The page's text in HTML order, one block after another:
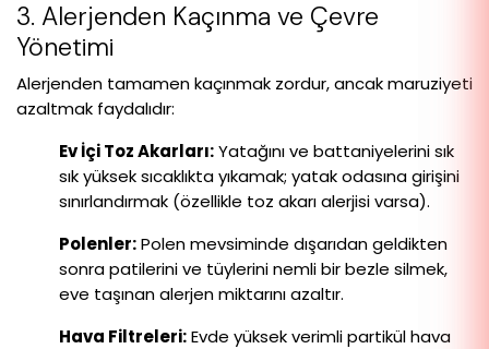
3. Alerjenden Kaçınma ve Çevre
Yönetimi
Alerjenden tamamen kaçınmak zordur, ancak maruziyeti
azaltmak faydalıdır:
Ev İçi Toz Akarları:Yatağını ve battaniyelerini sık
sık yüksek sıcaklıkta yıkamak; yatak odasına girişini
sınırlandırmak (özellikle toz akarı alerjisi varsa).
Polenler:Polen mevsiminde dışarıdan geldikten
sonra patilerini ve tüylerini nemli bir bezle silmek,
eve taşınan alerjen miktarını azaltır.
Hava Filtreleri:Evde yüksek verimli partikül hava